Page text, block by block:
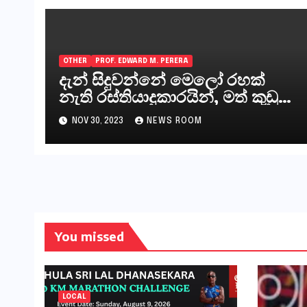
OTHER PROF. EDWARD M. PERERA
දැන් සිදුවන්නේ මෙලෝ රහක්
නැති රස්තියාදුකාරයින්, මත් කුඩු
ගෙන්වන්නන් සහ අලෙවි
කරන්නන්,කැලෑපාළුවන්, මහජන
නියෝජිතයින්
NOV 30, 2023 NEWS ROOM
You missed
LOCAL